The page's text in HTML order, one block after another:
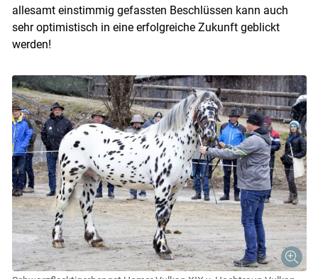
allesamt einstimmig gefassten Beschlüssen kann auch
sehr optimistisch in eine erfolgreiche Zukunft geblickt
werden!